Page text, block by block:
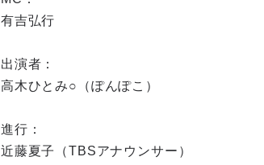
有吉弘行
出演者：
高木ひとみ○（ぽんぽこ）
進行：
近藤夏子（TBSアナウンサー）